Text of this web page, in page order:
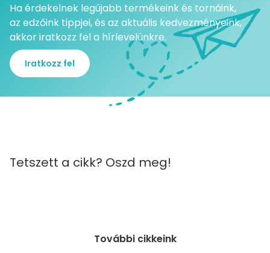
Ha érdekelnek legújabb termékeink és tornáink,
az edzőink tippjei, és az aktuális kedvezményeink,
akkor iratkozz fel a hírlevelünkre.
Iratkozz fel
Tetszett a cikk? Oszd meg!
További cikkeink